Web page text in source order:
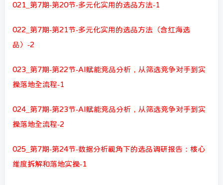
021_第7期-第20节-多元化实用的选品方法-1
022_第7期-第21节-多元化实用的选品方法（含红海选
品）-2
023_第7期-第22节-AI赋能竞品分析，从筛选竞争对手到实
操落地全流程-1
024_第7期-第23节-AI赋能竞品分析，从筛选竞争对手到实
操落地全流程-2
025_第7期-第24节-数据分析视角下的选品调研报告：核心
维度拆解和落地实操-1